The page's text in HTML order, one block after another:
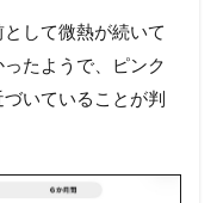
して微熱が続いて
たようで、ピンク
いていることが判